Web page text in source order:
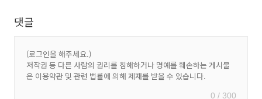
댓글
0 / 300